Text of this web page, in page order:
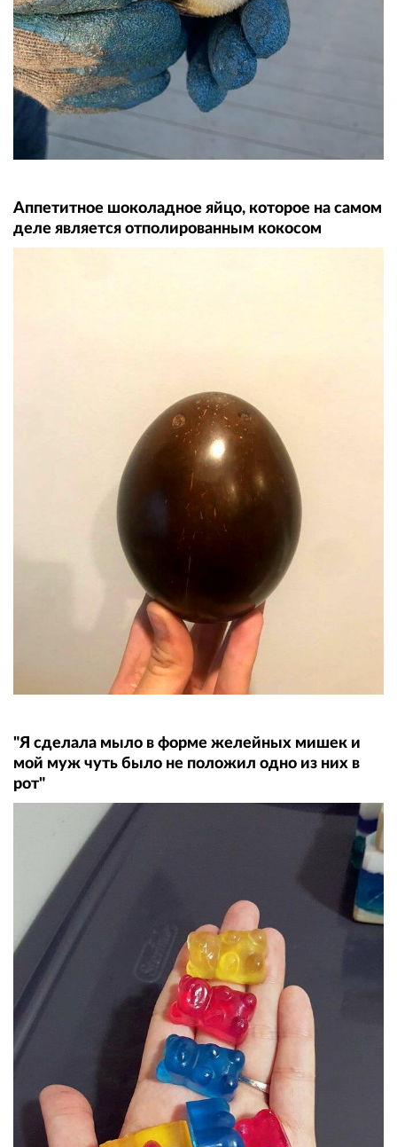
Аппетитное шоколадное яйцо, которое на самом
деле является отполированным кокосом
"Я сделала мыло в форме желейных мишек и
мой муж чуть было не положил одно из них в
рот"